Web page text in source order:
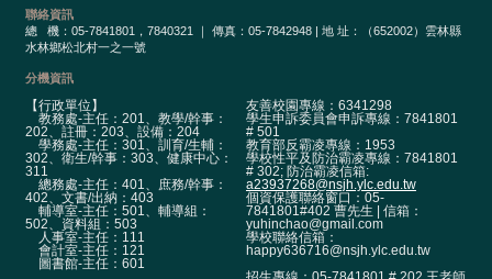
行
政
位
學
術
單
位
聯絡資訊
總
機：05-7841801，7840321 ｜ 傳真：05-7842948 | 地 址：（652002）雲林縣
水林鄉松北村一之一號
分機資訊
【行政單位】
教務處-主任：201、教學/幹事：
202、註冊：203、設備：204
學務處-主任：301、訓育/生輔：
302、衛生/幹事：303、健康中心：
311
總務處-主任：401、庶務/幹事：
402、文書/出納：403
輔導室-主任：501、輔導組：
502、資料組：503
人事室-主任：111
會計室-主任：121
圖書館-主任：601
友善校園專線：6341298
學生申訴委員會申訴專線：7841801
# 501
教育部反霸凌專線：1953
學校性平及防治霸凌專線：7841801
# 302; 防治霸凌信箱:
a23937268@nsjh.ylc.edu.tw
個資保護聯絡窗口：05-
7841801#402 曹先生 | 信箱：
yuhinchao@gmail.com
學校聯絡信箱：
happy636716@nsjh.ylc.edu.tw